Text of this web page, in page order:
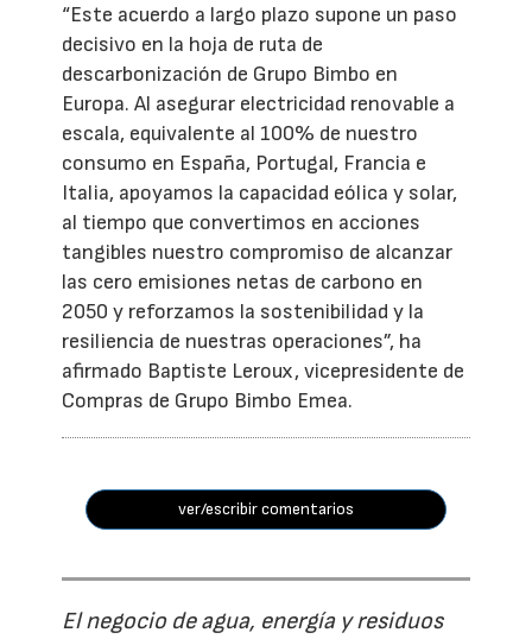
“Este acuerdo a largo plazo supone un paso
decisivo en la hoja de ruta de
descarbonización de Grupo Bimbo en
Europa. Al asegurar electricidad renovable a
escala, equivalente al 100% de nuestro
consumo en España, Portugal, Francia e
Italia, apoyamos la capacidad eólica y solar,
al tiempo que convertimos en acciones
tangibles nuestro compromiso de alcanzar
las cero emisiones netas de carbono en
2050 y reforzamos la sostenibilidad y la
resiliencia de nuestras operaciones”, ha
afirmado Baptiste Leroux, vicepresidente de
Compras de Grupo Bimbo Emea.
ver/escribir comentarios
El negocio de agua, energía y residuos